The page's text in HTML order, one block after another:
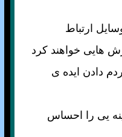
ارتباط
هايی خواهند کرد
دادن ايده ی
يی را احساس